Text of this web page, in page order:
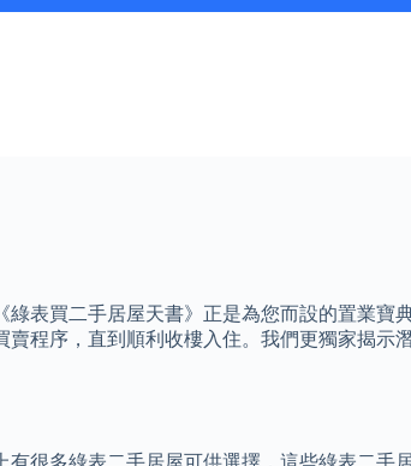
表買二手居屋天書》正是為您而設的置業寶
程序，直到順利收樓入住。我們更獨家揭示
很多綠表二手居屋可供選擇，這些綠表二